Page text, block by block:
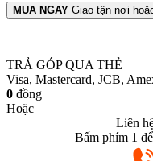
MUA NGAY Giao tận nơi
TRẢ GÓP QUA THẺ
Visa, Mastercard, JCB,
0 đồng
Hoặc
Liên
Bấm phím 1